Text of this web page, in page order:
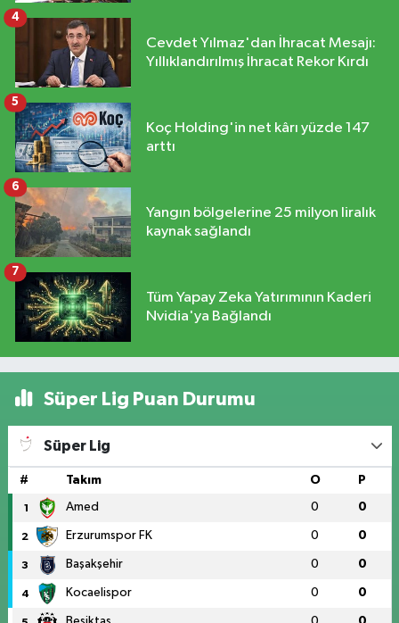
Cevdet Yılmaz'dan İhracat Mesajı:
Yıllıklandırılmış İhracat Rekor Kırdı
4
Koç Holding'in net kârı yüzde 147
arttı
5
Yangın bölgelerine 25 milyon liralık
kaynak sağlandı
6
Tüm Yapay Zeka Yatırımının Kaderi
Nvidia'ya Bağlandı
7
Süper Lig Puan Durumu
Süper Lig
# Takım O P
1 Amed 0 0
2 Erzurumspor FK 0 0
3 Başakşehir 0 0
4 Kocaelispor 0 0